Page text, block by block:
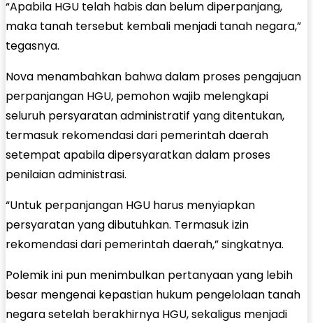
“Apabila HGU telah habis dan belum diperpanjang,
maka tanah tersebut kembali menjadi tanah negara,”
tegasnya.
Nova menambahkan bahwa dalam proses pengajuan
perpanjangan HGU, pemohon wajib melengkapi
seluruh persyaratan administratif yang ditentukan,
termasuk rekomendasi dari pemerintah daerah
setempat apabila dipersyaratkan dalam proses
penilaian administrasi.
“Untuk perpanjangan HGU harus menyiapkan
persyaratan yang dibutuhkan. Termasuk izin
rekomendasi dari pemerintah daerah,” singkatnya.
Polemik ini pun menimbulkan pertanyaan yang lebih
besar mengenai kepastian hukum pengelolaan tanah
negara setelah berakhirnya HGU, sekaligus menjadi